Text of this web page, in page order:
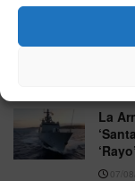
La
‘Rayo’
07/